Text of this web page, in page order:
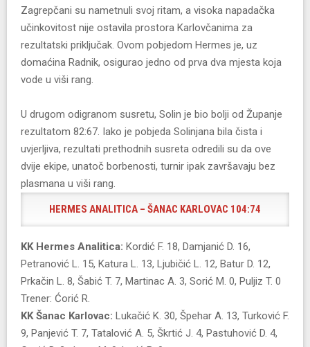
Zagrepčani su nametnuli svoj ritam, a visoka napadačka
učinkovitost nije ostavila prostora Karlovčanima za
rezultatski priključak. Ovom pobjedom Hermes je, uz
domaćina Radnik, osigurao jedno od prva dva mjesta koja
vode u viši rang.
​U drugom odigranom susretu, Solin je bio bolji od Županje
rezultatom 82:67. Iako je pobjeda Solinjana bila čista i
uvjerljiva, rezultati prethodnih susreta odredili su da ove
dvije ekipe, unatoč borbenosti, turnir ipak završavaju bez
plasmana u viši rang.
HERMES ANALITICA – ŠANAC KARLOVAC 104:74
KK Hermes Analitica: Kordić F. 18, Damjanić D. 16,
Petranović L. 15, Katura L. 13, Ljubičić L. 12, Batur D. 12,
Prkačin L. 8, Šabić T. 7, Martinac A. 3, Sorić M. 0, Puljiz T. 0
Trener: Ćorić R.
​KK Šanac Karlovac: Lukačić K. 30, Špehar A. 13, Turković F.
9, Panjević T. 7, Tatalović A. 5, Škrtić J. 4, Pastuhović D. 4,